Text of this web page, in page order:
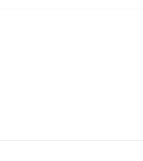
องจากมีเกมพีซี /